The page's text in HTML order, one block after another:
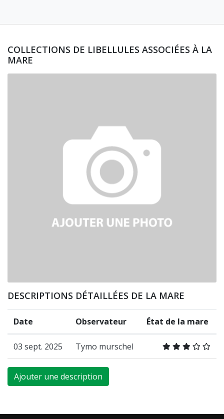
COLLECTIONS DE LIBELLULES ASSOCIÉES À LA
MARE
DESCRIPTIONS DÉTAILLÉES DE LA MARE
Date Observateur État de la mare
03 sept. 2025 Tymo murschel
Ajouter une description